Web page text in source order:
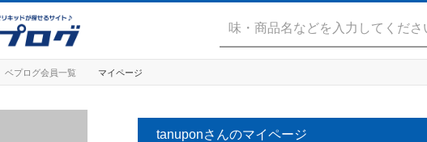
ベプログ会員一覧 マイページ
tanuponさんのマイページ